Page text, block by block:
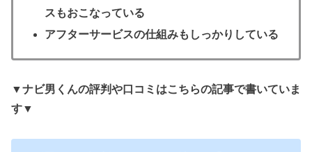
スもおこなっている
アフターサービスの仕組みもしっかりしている
▼ナビ男くんの評判や口コミはこちらの記事で書いていま
す▼